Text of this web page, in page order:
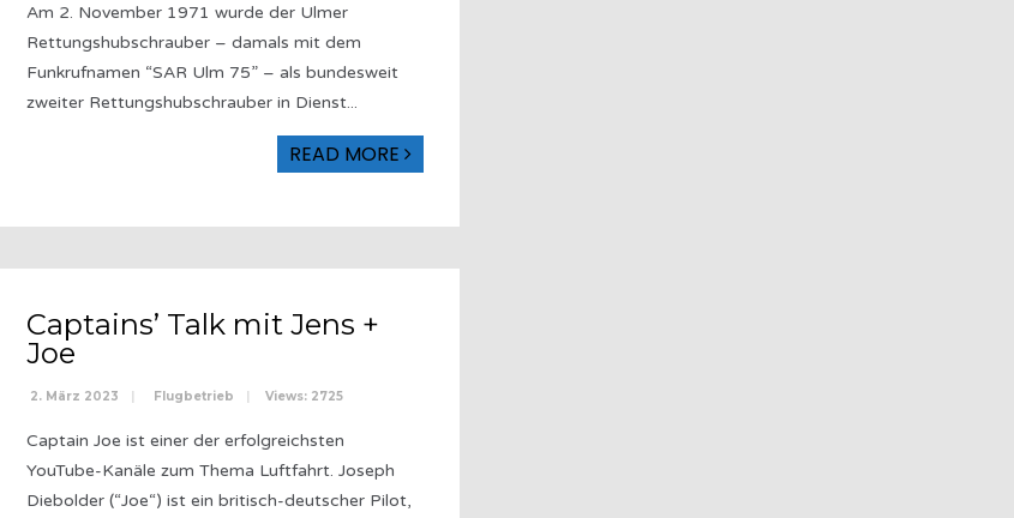
Am 2. November 1971 wurde der Ulmer
Rettungshubschrauber – damals mit dem
Funkrufnamen “SAR Ulm 75” – als bundesweit
zweiter Rettungshubschrauber in Dienst...
READ MORE
Captains’ Talk mit Jens +
Joe
2. März 2023 | Flugbetrieb | Views: 2725
Captain Joe ist einer der erfolgreichsten
YouTube-Kanäle zum Thema Luftfahrt. Joseph
Diebolder (“Joe“) ist ein britisch-deutscher Pilot,